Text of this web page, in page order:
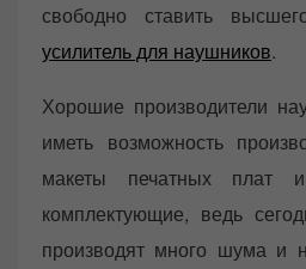
свободно ставить
усилитель для наушников.
Хорошие производители
иметь возможность
макеты печатных плат
комплектующие, ведь
производят много шума и